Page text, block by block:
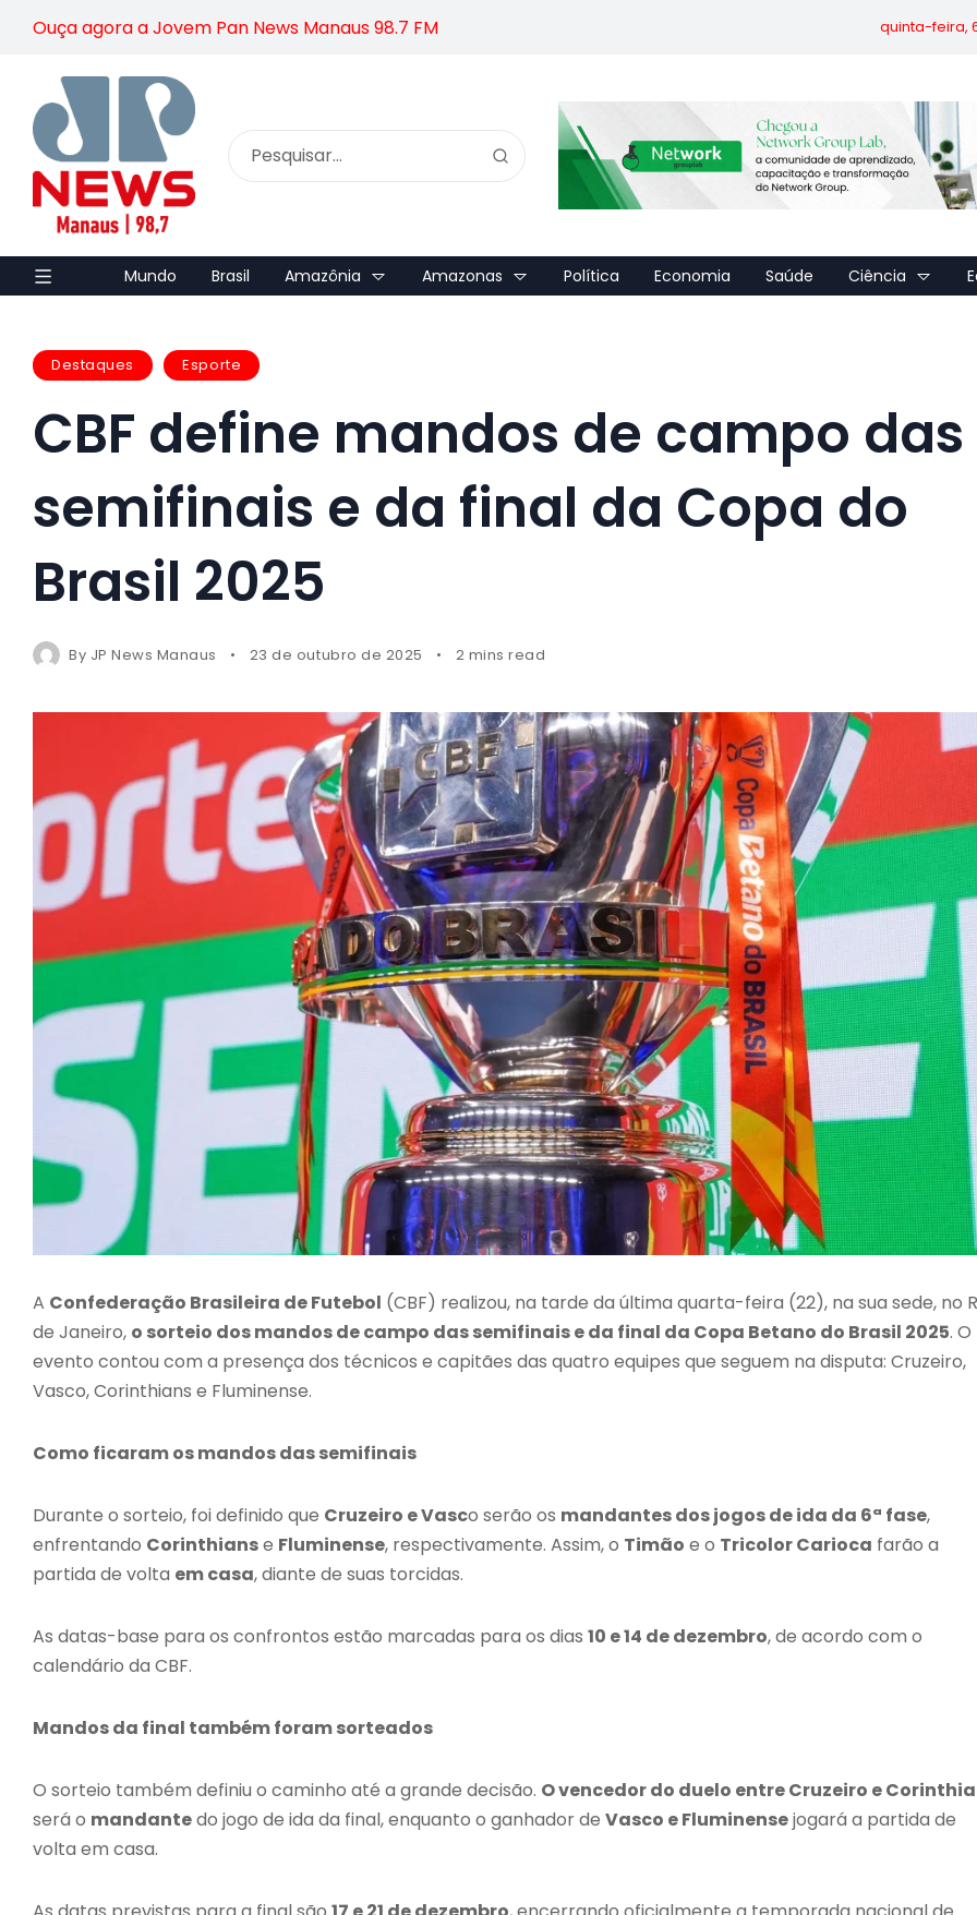
Ouça agora a Jovem Pan News Manaus 98.7 FM quinta-feira,
Mundo Brasil Amazônia Amazonas Política Economia Saúde Ciência
Destaques Esporte
CBF define mandos de campo das
semifinais e da final da Copa do
Brasil 2025
By JP News Manaus 23 de outubro de 2025 2 mins read
A Confederação Brasileira de Futebol (CBF) realizou, na tarde da última quarta-feira (22), na sua sede, no
de Janeiro, o sorteio dos mandos de campo das semifinais e da final da Copa Betano do Brasil 2025. O
evento contou com a presença dos técnicos e capitães das quatro equipes que seguem na disputa: Cruzeiro,
Vasco, Corinthians e Fluminense.
Como ficaram os mandos das semifinais
Durante o sorteio, foi definido que Cruzeiro e Vasco serão os mandantes dos jogos de ida da 6ª fase,
enfrentando Corinthianse Fluminense, respectivamente. Assim, o Timão e o Tricolor Carioca farão a
partida de volta em casa, diante de suas torcidas.
As datas-base para os confrontos estão marcadas para os dias 10 e 14 de dezembro, de acordo com o
calendário da CBF.
Mandos da final também foram sorteados
O sorteio também definiu o caminho até a grande decisão. O vencedor do duelo entre Cruzeiro e
será o mandantedo jogo de ida da final, enquanto o ganhador de Vasco e Fluminensejogará a partida de
volta em casa.